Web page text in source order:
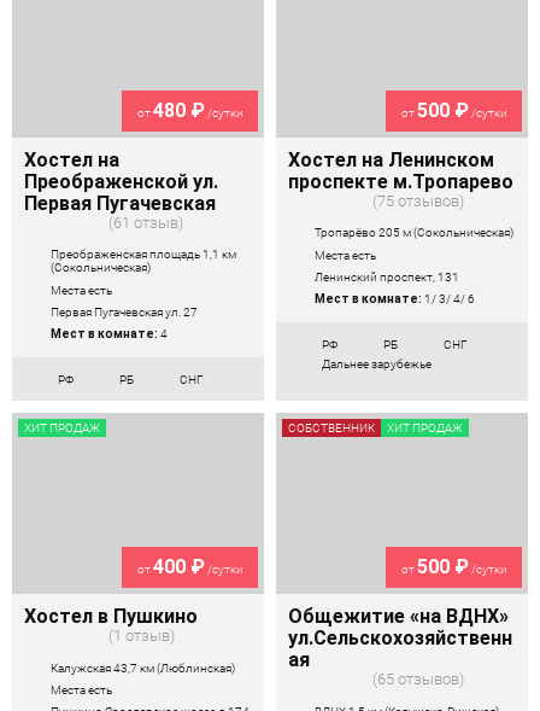
от480 ₽/сутки
Хостел на
Преображенской ул.
Первая Пугачевская
61 отзыв
Преображенская площадь 1,1 км
(Сокольническая)
Места есть
Первая Пугачевская ул. 27
Мест в комнате: 4
РФ РБ СНГ
от500 ₽/сутки
Хостел на Ленинском
проспекте м.Тропарево
75 отзывов
Тропарёво 205 м (Сокольническая)
Места есть
Ленинский проспект, 131
Мест в комнате: 1/ 3/ 4/ 6
РФ РБ
СНГ
Дальнее зарубежье
от400 ₽/сутки
Хостел в Пушкино
1 отзыв
Калужская 43,7 км (Люблинская)
Места есть
ХИТ ПРОДАЖ
от500 ₽/сутки
Общежитие «на ВДНХ»
ул.Сельскохозяйственн
ая
65 отзывов
СОБСТВЕННИК ХИТ ПРОДАЖ